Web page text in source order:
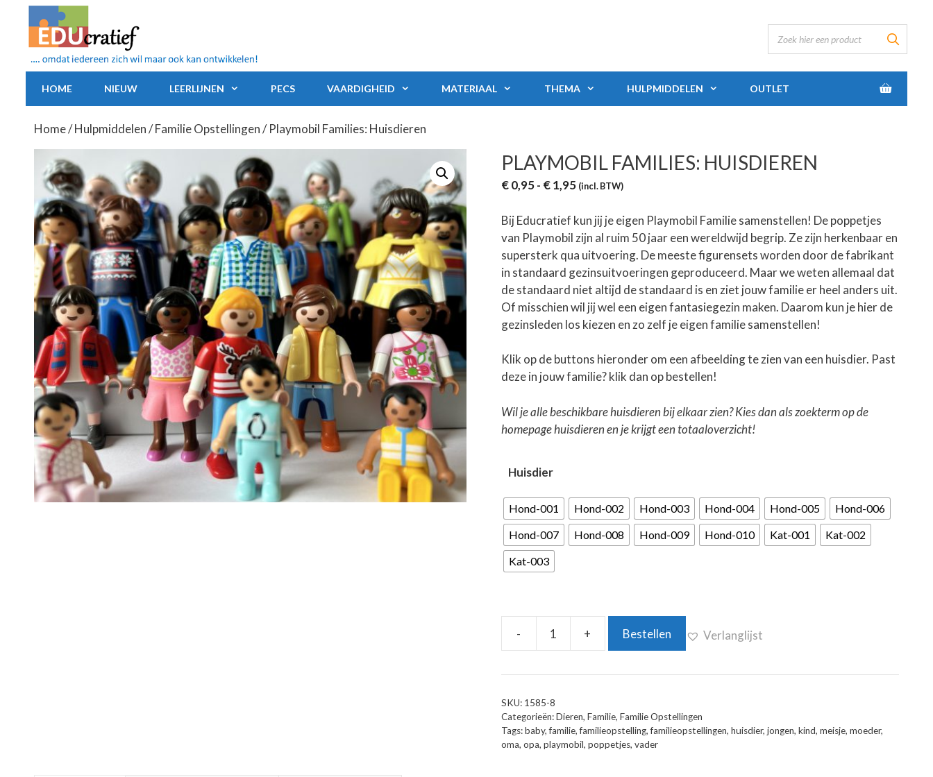
inhoud
HOME NIEUW LEERLIJNEN PECS VAARDIGHEID MATERIAAL THEMA HULPMIDDELEN OUTLET
Home/Hulpmiddelen/Familie Opstellingen/ Playmobil Families: Huisdieren
PLAYMOBIL FAMILIES: HUISDIEREN
€0,95- €1,95Prijsklasse:
tot
€ 1,95
(incl. BTW)
Bij Educratief kun jij je eigen Playmobil Familie samenstellen! De poppetjes
van Playmobil zijn al ruim 50 jaar een wereldwijd begrip. Ze zijn herkenbaar en
supersterk qua uitvoering. De meeste figurensets worden door de fabrikant
in standaard gezinsuitvoeringen geproduceerd. Maar we weten allemaal dat
de standaard niet altijd de standaard is en ziet jouw familie er heel anders uit.
Of misschien wil jij wel een eigen fantasiegezin maken. Daarom kun je hier de
gezinsleden los kiezen en zo zelf je eigen familie samenstellen!
Klik op de buttons hieronder om een afbeelding te zien van een huisdier. Past
deze in jouw familie? klik dan op bestellen!
Wil je alle beschikbare huisdieren bij elkaar zien? Kies dan als zoekterm op de
homepage huisdieren en je krijgt een totaaloverzicht!
Huisdier
Hond-001 Hond-002 Hond-003 Hond-004 Hond-005
Hond-006
Hond-007
Hond-008 Hond-009 Hond-010 Kat-001
Kat-002
Kat-003
-
Playmobil
Huisdieren
+ Bestellen Verlanglijst
SKU: 1585-8
Categorieën:Dieren, Familie, Familie Opstellingen
Tags:baby,familie,familieopstelling,familieopstellingen, huisdier, jongen, kind, meisje, moeder,
oma, opa, playmobil, poppetjes, vader